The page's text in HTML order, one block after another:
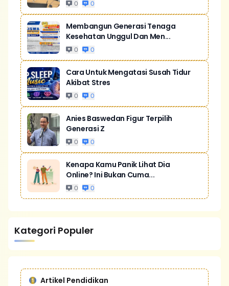
0 0
Membangun Generasi Tenaga
Kesehatan Unggul Dan Men...
0 0
Cara Untuk Mengatasi Susah Tidur
Akibat Stres
0 0
Anies Baswedan Figur Terpilih
Generasi Z
0 0
Kenapa Kamu Panik Lihat Dia
Online? Ini Bukan Cuma...
0 0
Kategori Populer
Artikel Pendidikan